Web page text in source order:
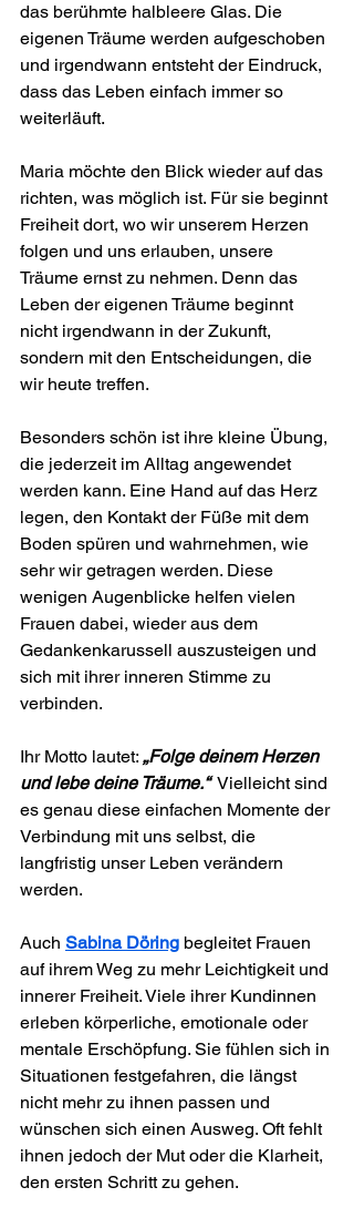
das berühmte halbleere Glas. Die
eigenen Träume werden aufgeschoben
und irgendwann entsteht der Eindruck,
dass das Leben einfach immer so
weiterläuft.
Maria möchte den Blick wieder auf das
richten, was möglich ist. Für sie beginnt
Freiheit dort, wo wir unserem Herzen
folgen und uns erlauben, unsere
Träume ernst zu nehmen. Denn das
Leben der eigenen Träume beginnt
nicht irgendwann in der Zukunft,
sondern mit den Entscheidungen, die
wir heute treffen.
Besonders schön ist ihre kleine Übung,
die jederzeit im Alltag angewendet
werden kann. Eine Hand auf das Herz
legen, den Kontakt der Füße mit dem
Boden spüren und wahrnehmen, wie
sehr wir getragen werden. Diese
wenigen Augenblicke helfen vielen
Frauen dabei, wieder aus dem
Gedankenkarussell auszusteigen und
sich mit ihrer inneren Stimme zu
verbinden.
Ihr Motto lautet: „Folge deinem Herzen
und lebe deine Träume.“ Vielleicht sind
es genau diese einfachen Momente der
Verbindung mit uns selbst, die
langfristig unser Leben verändern
werden.
Auch Sabina Döring begleitet Frauen
auf ihrem Weg zu mehr Leichtigkeit und
innerer Freiheit. Viele ihrer Kundinnen
erleben körperliche, emotionale oder
mentale Erschöpfung. Sie fühlen sich in
Situationen festgefahren, die längst
nicht mehr zu ihnen passen und
wünschen sich einen Ausweg. Oft fehlt
ihnen jedoch der Mut oder die Klarheit,
den ersten Schritt zu gehen.